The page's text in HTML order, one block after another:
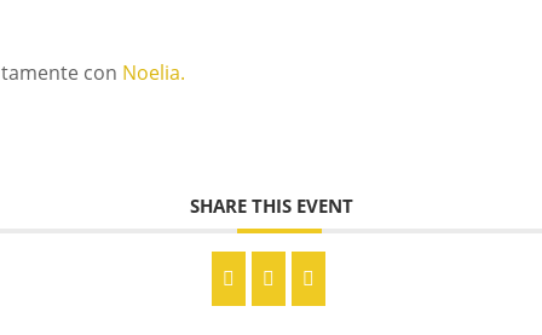
con Noelia.
SHARE THIS EVENT